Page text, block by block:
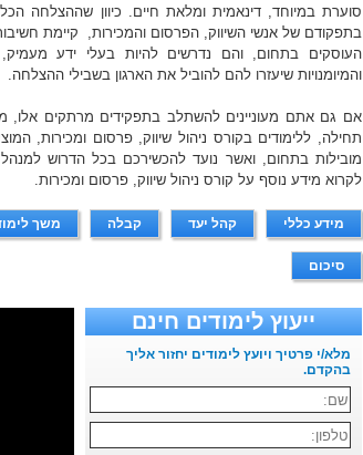
סוערת במיוחד, דינאמית ומלאת חיים. כיוון שההצלחה
בתפקודם של אנשי השיווק, הפרסום והמכירות, קיימת
העוסקים בתחום, והם נדרשים להיות בעלי ידע
והמיומנויות שיעזרו להם להוביל את הארגון בשבילי ההצלחה.
אם גם אתם מעוניינים להשתלב בתפקידים מרתקים אלו,
תחילה, ללימודים בקורס ניהול שיווק, פרסום ומכירות,
מובילות בתחום, ואשר נועד להכשירכם בכל הדרוש למנהל
לקרוא מידע נוסף על קורס ניהול שיווק, פרסום ומכירות.
מידע כללי קהל יעד קבלה משך
סיכום
ייעוץ לימודים חינם
מלא/י פרטיך ויועץ לימודים יחזור אליך
בהקדם.